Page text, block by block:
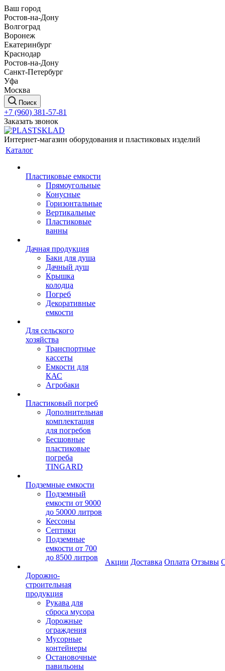
Ваш город
Ростов-на-Дону
Волгоград
Воронеж
Екатеринбург
Краснодар
Ростов-на-Дону
Санкт-Петербург
Уфа
Москва
Поиск
+7 (960) 381-57-81
Заказать звонок
Интернет-магазин оборудования и пластиковых изделий
Каталог
Пластиковые емкости
Прямоугольные
Конусные
Горизонтальные
Вертикальные
Пластиковые
ванны
Дачная продукция
Баки для душа
Дачный душ
Крышка
колодца
Погреб
Декоративные
емкости
Для сельского
хозяйства
Транспортные
кассеты
Емкости для
КАС
Агробаки
Пластиковый погреб
Дополнительная
комплектация
для погребов
Бесшовные
пластиковые
погреба
TINGARD
Подземные емкости
Подземный
емкости от 9000
до 50000 литров
Кессоны
Септики
Подземные
емкости от 700
до 8500 литров
Дорожно-
строительная
продукция
Рукава для
сброса мусора
Дорожные
ограждения
Мусорные
контейнеры
Остановочные
павильоны
Акции Доставка Оплата Отзывы